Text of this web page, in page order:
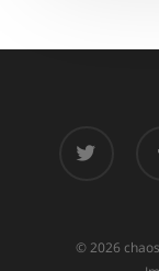
© 2026